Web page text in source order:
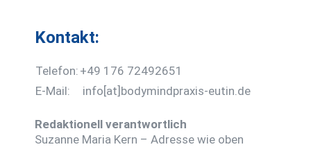
Kontakt:
Telefon: +49 176 72492651
E-Mail:
info[at]bodymindpraxis-eutin.de
Redaktionell verantwortlich
Suzanne Maria Kern – Adresse wie oben